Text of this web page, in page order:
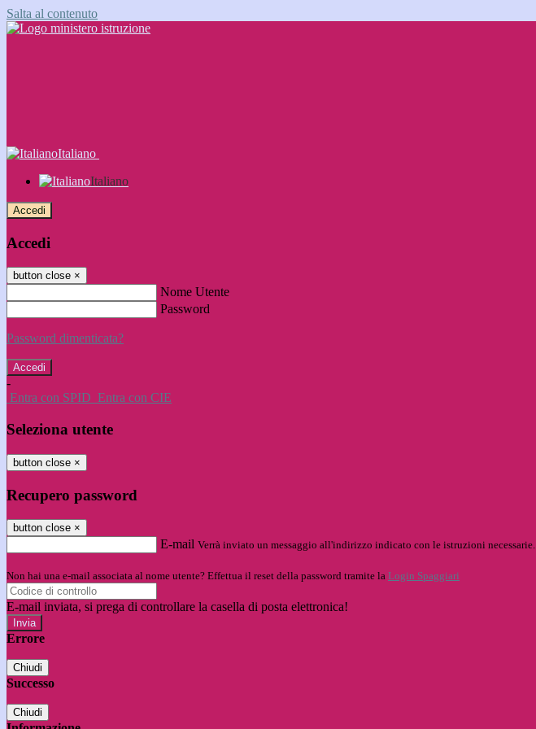
Salta al contenuto
Italiano
Italiano
Accedi
Accedi
button close ×
Nome Utente
Password
Password dimenticata?
-
Entra con SPID Entra con CIE
Seleziona utente
button close ×
Recupero password
button close ×
E-mail Verrà inviato un messaggio all'indirizzo indicato con le istruzioni necessarie.
Non hai una e-mail associata al nome utente? Effettua il reset della password tramite la Login Spaggiari
E-mail inviata, si prega di controllare la casella di posta elettronica!
Errore
Chiudi
Successo
Chiudi